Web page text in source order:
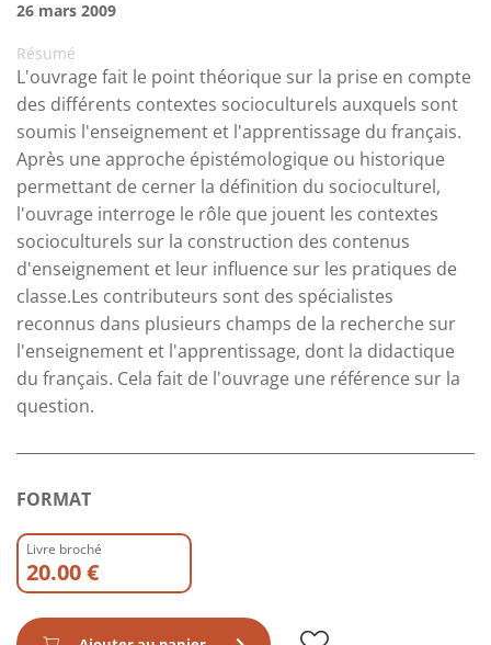
26 mars 2009
Résumé
L'ouvrage fait le point théorique sur la prise en compte
des différents contextes socioculturels auxquels sont
soumis l'enseignement et l'apprentissage du français.
Après une approche épistémologique ou historique
permettant de cerner la définition du socioculturel,
l'ouvrage interroge le rôle que jouent les contextes
socioculturels sur la construction des contenus
d'enseignement et leur influence sur les pratiques de
classe.Les contributeurs sont des spécialistes
reconnus dans plusieurs champs de la recherche sur
l'enseignement et l'apprentissage, dont la didactique
du français. Cela fait de l'ouvrage une référence sur la
question.
FORMAT
Livre broché
20.00 €